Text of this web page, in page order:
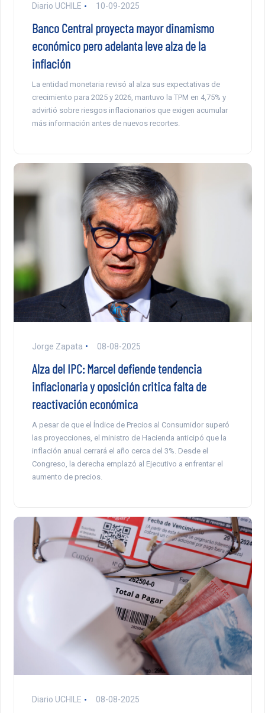
Diario UCHILE 10-09-2025
Banco Central proyecta mayor dinamismo
económico pero adelanta leve alza de la
inflación
La entidad monetaria revisó al alza sus expectativas de
crecimiento para 2025 y 2026, mantuvo la TPM en 4,75% y
advirtió sobre riesgos inflacionarios que exigen acumular
más información antes de nuevos recortes.
Jorge Zapata 08-08-2025
Alza del IPC: Marcel defiende tendencia
inflacionaria y oposición critica falta de
reactivación económica
A pesar de que el Índice de Precios al Consumidor superó
las proyecciones, el ministro de Hacienda anticipó que la
inflación anual cerrará el año cerca del 3%. Desde el
Congreso, la derecha emplazó al Ejecutivo a enfrentar el
aumento de precios.
Diario UCHILE 08-08-2025